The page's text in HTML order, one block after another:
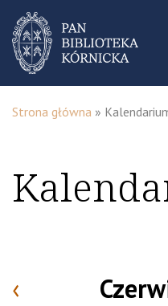
Strona główna »
‹